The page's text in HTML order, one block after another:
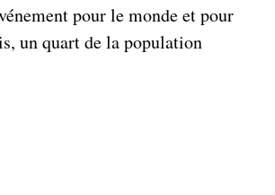
pour le monde et pour
un quart de la population